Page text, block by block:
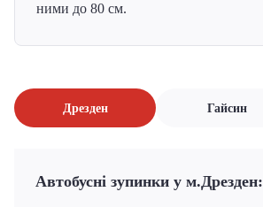
ними до 80 см.
Дрезден Гайсин
Автобусні зупинки у м.Дрезден: